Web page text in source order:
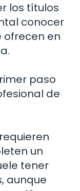
los títulos
conocer
ofrecen en
paso
de
un
tener
aunque